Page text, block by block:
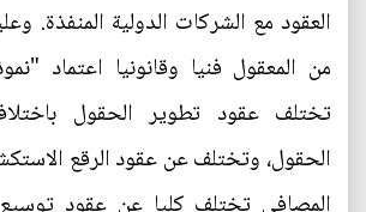
العقود مع الشركات الدولية المنفذة.
من المعقول فنيا وقانونيا اعتماد
تختلف عقود تطوير الحقول
الحقول، وتختلف عن عقود الرقع